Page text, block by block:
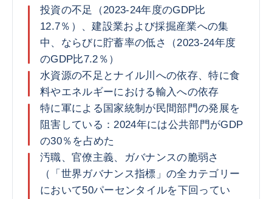
投資の不足（2023-24年度のGDP比
12.7％）、建設業および採掘産業への集
中、ならびに貯蓄率の低さ（2023-24年度
のGDP比7.2％）
水資源の不足とナイル川への依存、特に食
料やエネルギーにおける輸入への依存
特に軍による国家統制が民間部門の発展を
阻害している：2024年には公共部門がGDP
の30％を占めた
汚職、官僚主義、ガバナンスの脆弱さ
（「世界ガバナンス指標」の全カテゴリー
において50パーセンタイルを下回ってい